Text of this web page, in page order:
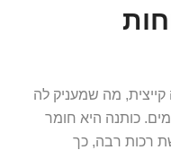
מה שמעניק לה
כותנה היא חומר
רכות רבה, כך